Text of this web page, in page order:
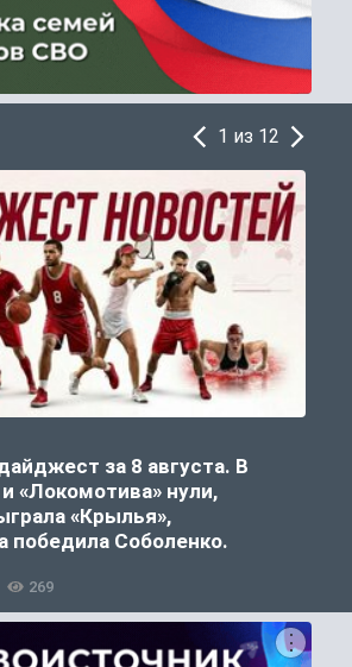
1 из 12
за 8 августа. В
«Локомотива» нули,
«Крылья»,
победила Соболенко.
269